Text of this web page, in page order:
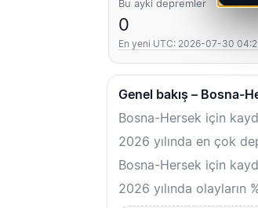
Bu ayki depremler
0
En yeni UTC: 2026-07-30
Genel bakış – Bosna-
Bosna-Hersek için
2026 yılında en çok
Bosna-Hersek için
2026 yılında olayların